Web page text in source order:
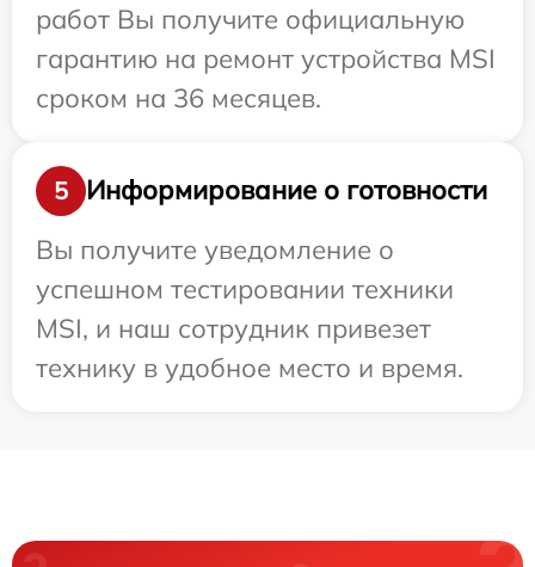
работ Вы получите официальную
гарантию на ремонт устройства MSI
сроком на 36 месяцев.
5
Информирование о готовности
Вы получите уведомление о
успешном тестировании техники
MSI, и наш сотрудник привезет
технику в удобное место и время.